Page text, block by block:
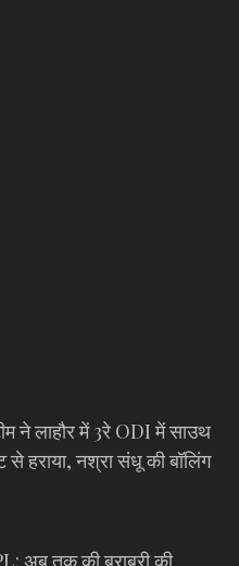
ने लाहौर में 3रे ODI में साउथ
से हराया, नश्रा संधू की बॉलिंग
अब तक की बराबरी की